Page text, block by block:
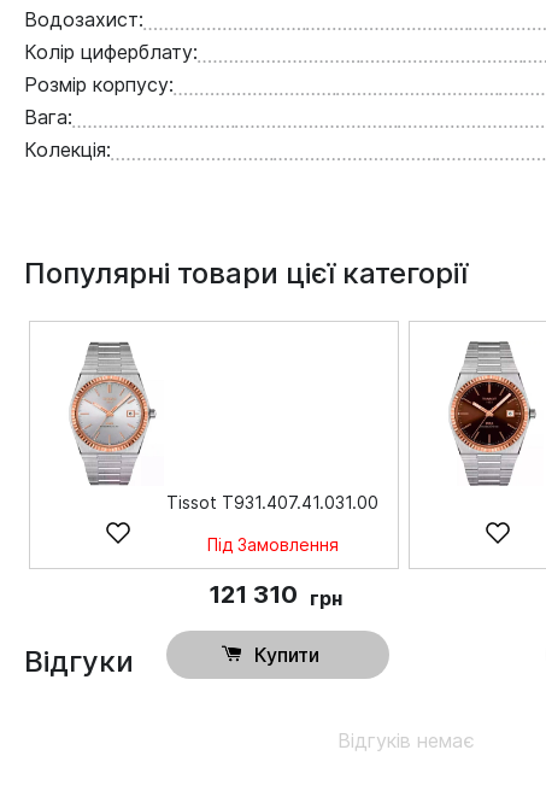
Водозахист:
Колір циферблату:
Розмір корпусу:
Вага:
Колекція:
Популярні товари цієї категорії
Tissot T931.407.41.031.00
Під Замовлення
121 310 грн
Купити
Відгуки
Відгуків немає